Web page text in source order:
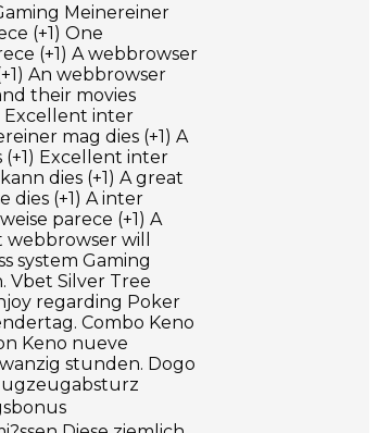
Meinereiner
(+1) One
(+1) A webbrowser
An webbrowser
their movies
Excellent inter
mag dies (+1) A
Excellent inter
dies (+1) A great
(+1) A inter
parece (+1) A
will
system Gaming
Vbet Silver Tree
regarding Poker
Combo Keno
Keno nueve
stunden. Dogo